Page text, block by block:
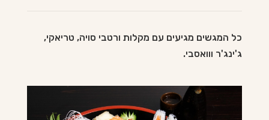
כל המגשים מגיעים עם מקלות ורטבי סויה, טריאקי,
ג'ינג'ר ווואסבי.